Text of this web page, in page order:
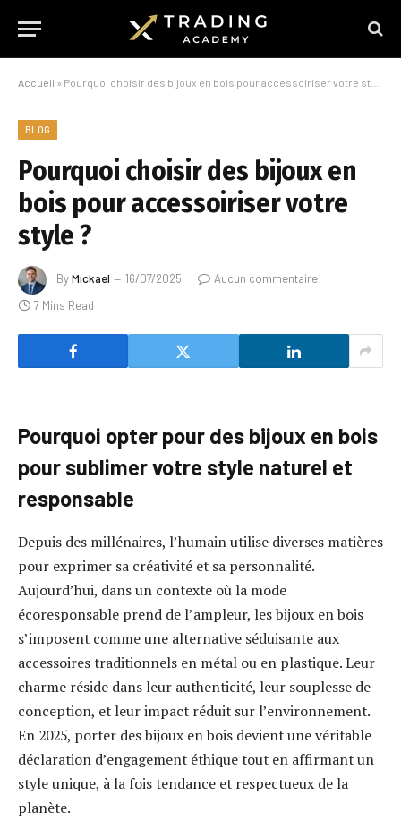
Accueil » Pourquoi choisir des bijoux en bois pour accessoiriser votre style ?
BLOG
Pourquoi choisir des bijoux en
bois pour accessoiriser votre
style ?
ByMickael 16/07/2025
Aucun commentaire
7 Mins Read
Pourquoi opter pour des bijoux en bois
pour sublimer votre style naturel et
responsable
Depuis des millénaires, l’humain utilise diverses matières
pour exprimer sa créativité et sa personnalité.
Aujourd’hui, dans un contexte où la mode
écoresponsable prend de l’ampleur, les bijoux en bois
s’imposent comme une alternative séduisante aux
accessoires traditionnels en métal ou en plastique. Leur
charme réside dans leur authenticité, leur souplesse de
conception, et leur impact réduit sur l’environnement.
En 2025, porter des bijoux en bois devient une véritable
déclaration d’engagement éthique tout en affirmant un
style unique, à la fois tendance et respectueux de la
planète.